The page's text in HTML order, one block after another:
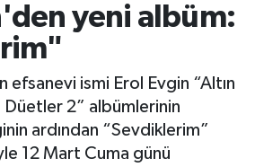
yeni albüm:
efsanevi ismi Erol Evgin “Altın
Düetler 2” albümlerinin
ardından “Sevdiklerim”
12 Mart Cuma günü
Durumu ve Fikstür